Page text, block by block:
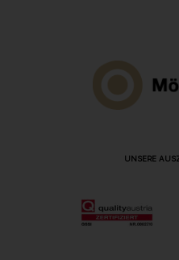
UNSERE